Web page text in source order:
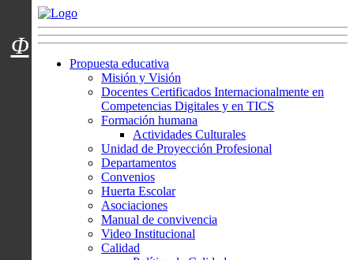
Menú usuarios
Propuesta educativa
Misión y Visión
Docentes Certificados Internacionalmente en
Competencias Digitales y en TICS
Formación humana
Actividades Culturales
Unidad de Proyección Profesional
Departamentos
Convenios
Huerta Escolar
Asociaciones
Manual de convivencia
Video Institucional
Calidad
Φ